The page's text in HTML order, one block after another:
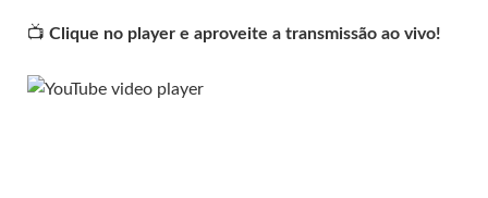
📺 Clique no player e aproveite a transmissão ao vivo!